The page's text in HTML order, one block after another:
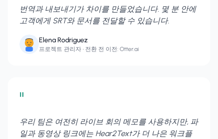
번역과 내보내기가 차이를 만들었습니다. 몇 분 안에
고객에게 SRT와 문서를 전달할 수 있습니다.
Elena Rodriguez
프로젝트 관리자 • 전환 전 이전: Otter.ai
"
우리 팀은 여전히 라이브 회의 메모를 사용하지만, 파
일과 동영상 링크에는 Hear2Text가 더 나은 워크플